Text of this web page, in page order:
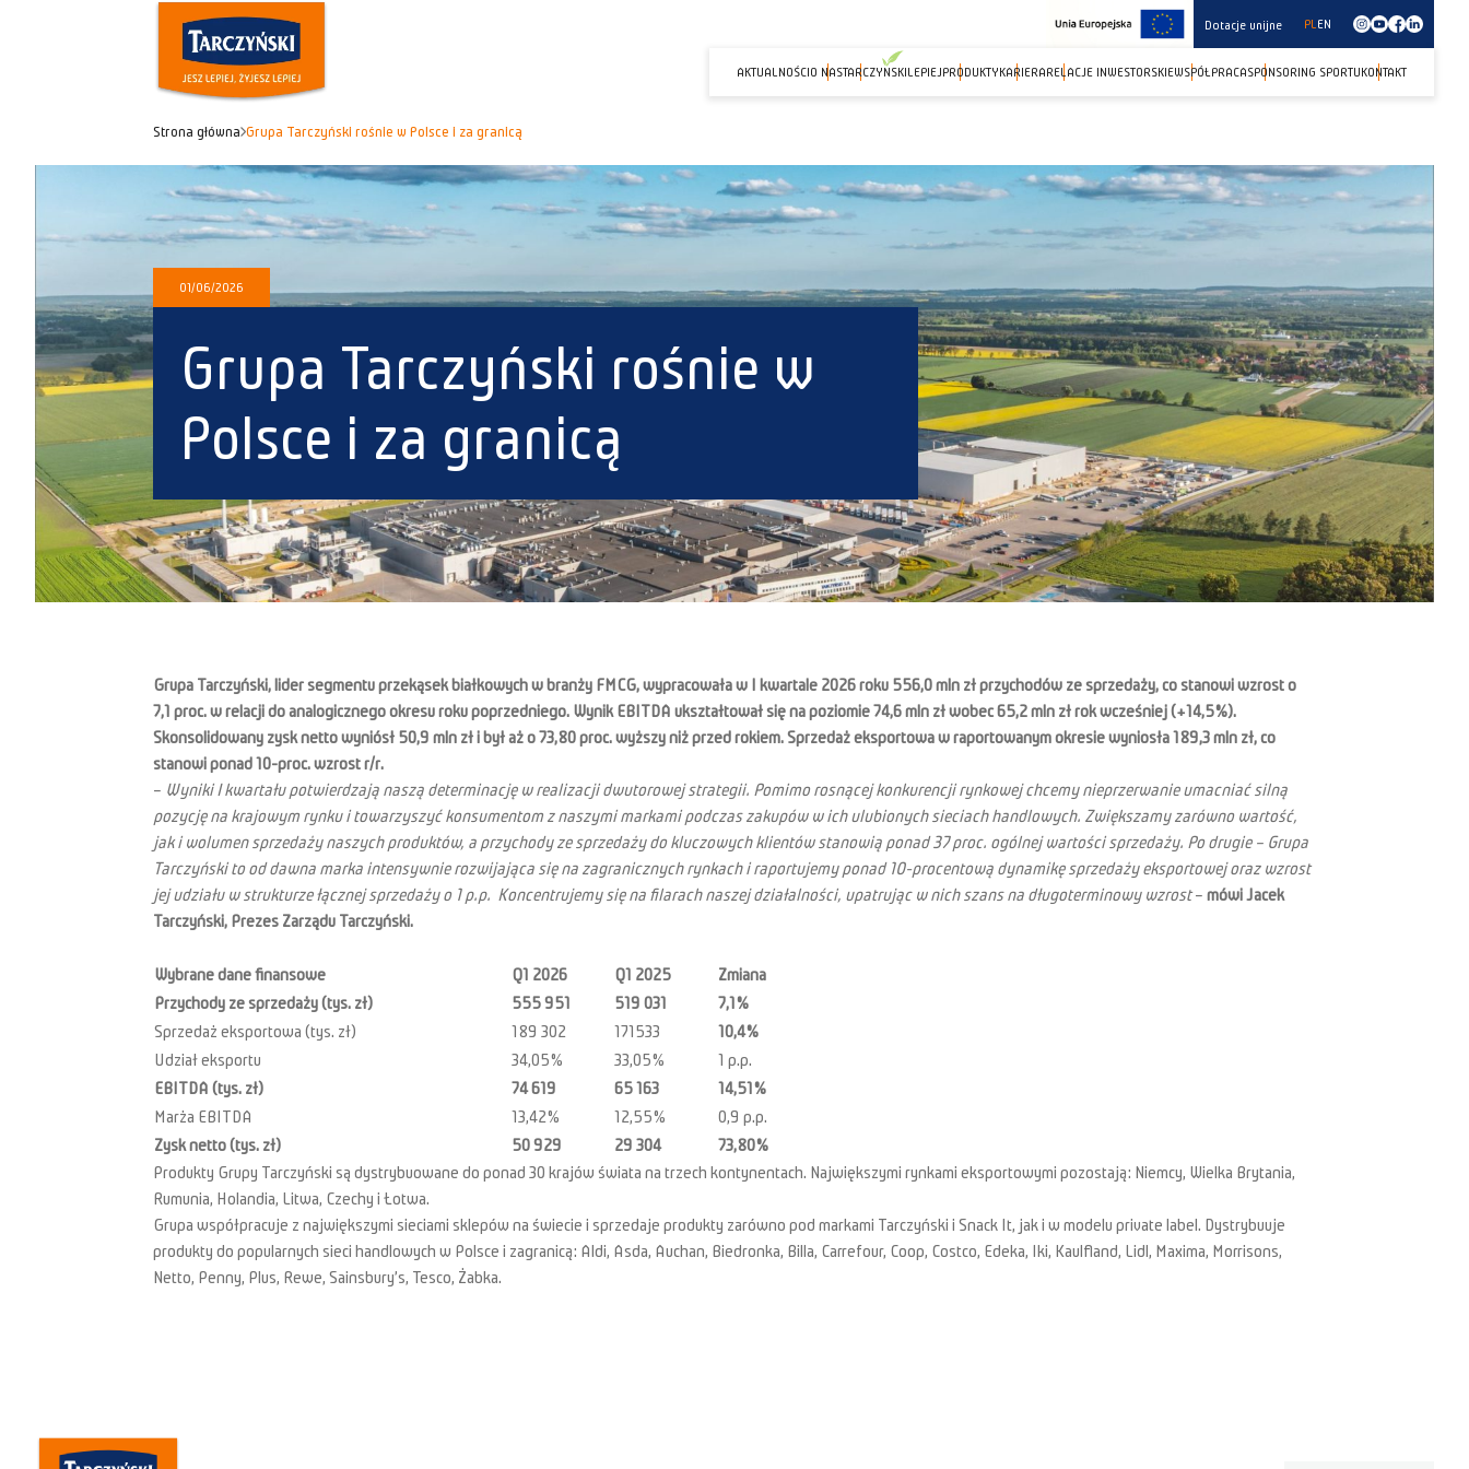
Dotacje unijne PLEN
AKTUALNOŚCIO NASTARCZYNSKILEPIEJPRODUKTYKARIERARELACJE INWESTORSKIEWSPÓŁPRACASPONSORING SPORTUKONTAKT
Strona główna Grupa Tarczyński rośnie w Polsce i za granicą
01/06/2026
Grupa Tarczyński rośnie w
Polsce i za granicą
Grupa Tarczyński, lider segmentu przekąsek białkowych w branży FMCG, wypracowała w I kwartale 2026 roku 556,0 mln zł przychodów ze sprzedaży, co stanowi wzrost o
7,1 proc. w relacji do analogicznego okresu roku poprzedniego. Wynik EBITDA ukształtował się na poziomie 74,6 mln zł wobec 65,2 mln zł rok wcześniej (+14,5%).
Skonsolidowany zysk netto wyniósł 50,9 mln zł i był aż o 73,80 proc. wyższy niż przed rokiem. Sprzedaż eksportowa w raportowanym okresie wyniosła 189,3 mln zł, co
stanowi ponad 10-proc. wzrost r/r.
– Wyniki I kwartału potwierdzają naszą determinację w realizacji dwutorowej strategii. Pomimo rosnącej konkurencji rynkowej chcemy nieprzerwanie umacniać silną
pozycję na krajowym rynku i towarzyszyć konsumentom z naszymi markami podczas zakupów w ich ulubionych sieciach handlowych. Zwiększamy zarówno wartość,
jak i wolumen sprzedaży naszych produktów, a przychody ze sprzedaży do kluczowych klientów stanowią ponad 37 proc. ogólnej wartości sprzedaży. Po drugie – Grupa
Tarczyński to od dawna marka intensywnie rozwijająca się na zagranicznych rynkach i raportujemy ponad 10-procentową dynamikę sprzedaży eksportowej oraz wzrost
jej udziału w strukturze łącznej sprzedaży o 1 p.p. Koncentrujemy się na filarach naszej działalności, upatrując w nich szans na długoterminowy wzrost– mówi Jacek
Tarczyński, Prezes Zarządu Tarczyński.
Wybrane dane finansowe Q1 2026 Q1 2025
Zmiana
Przychody ze sprzedaży (tys. zł)
555 951 519 031
7,1%
Sprzedaż eksportowa (tys. zł)
189 302 171533
10,4%
Udział eksportu
34,05% 33,05%
1 p.p.
EBITDA (tys. zł)
74 619 65 163
14,51%
Marża EBITDA
13,42% 12,55%
0,9 p.p.
Zysk netto (tys. zł)
50 929 29 304
73,80%
Produkty Grupy Tarczyński są dystrybuowane do ponad 30 krajów świata na trzech kontynentach. Największymi rynkami eksportowymi pozostają: Niemcy, Wielka Brytania,
Rumunia, Holandia, Litwa, Czechy i Łotwa.
Grupa współpracuje z największymi sieciami sklepów na świecie i sprzedaje produkty zarówno pod markami Tarczyński i Snack It, jak i w modelu private label. Dystrybuuje
produkty do popularnych sieci handlowych w Polsce i zagranicą: Aldi, Asda, Auchan, Biedronka, Billa, Carrefour, Coop, Costco, Edeka, Iki, Kaulfland, Lidl, Maxima, Morrisons,
Netto, Penny, Plus, Rewe, Sainsbury’s, Tesco, Żabka.